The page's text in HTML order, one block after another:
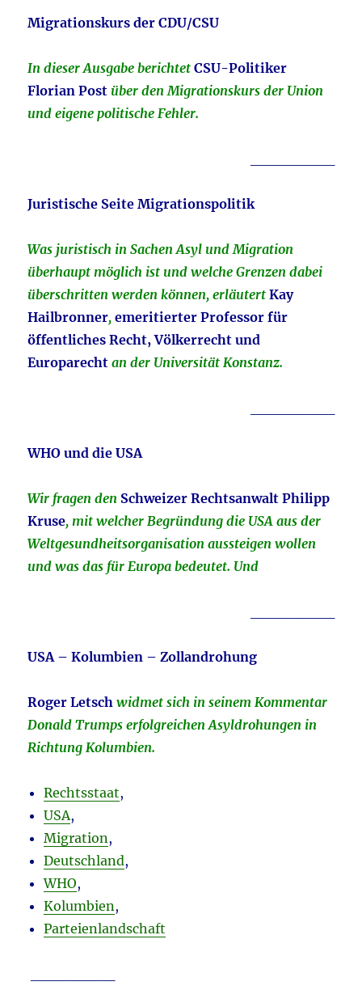
Migrationskurs der CDU/CSU
In dieser Ausgabe berichtetCSU-Politiker
Florian Post über den Migrationskurs der Union
und eigene politische Fehler.
Juristische Seite Migrationspolitik
Was juristisch in Sachen Asyl und Migration
überhaupt möglich ist und welche Grenzen dabei
überschritten werden können, erläutertKay
Hailbronner,emeritierter Professor für
öffentliches Recht, Völkerrecht und
Europarecht an der Universität Konstanz.
WHO und die USA
Wir fragen den Schweizer Rechtsanwalt Philipp
Kruse, mit welcher Begründung die USA aus der
Weltgesundheitsorganisation aussteigen wollen
und was das für Europa bedeutet. Und
USA – Kolumbien – Zollandrohung
Roger Letschwidmet sich in seinem Kommentar
Donald Trumps erfolgreichen Asyldrohungen in
Richtung Kolumbien.
Rechtsstaat,
USA,
Migration,
Deutschland,
WHO,
Kolumbien,
Parteienlandschaft